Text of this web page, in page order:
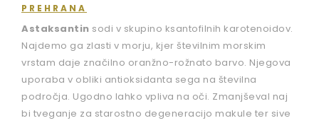
PREHRANA
Astaksantin sodi v skupino ksantofilnih karotenoidov.
Najdemo ga zlasti v morju, kjer številnim morskim
vrstam daje značilno oranžno-rožnato barvo. Njegova
uporaba v obliki antioksidanta sega na številna
področja. Ugodno lahko vpliva na oči. Zmanjševal naj
bi tveganje za starostno degeneracijo makule ter sive